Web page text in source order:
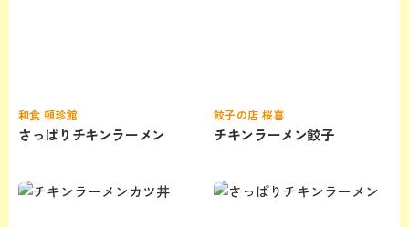
和食 頓珍館
さっぱりチキンラーメン
餃子の店 桜喜
チキンラーメン餃子